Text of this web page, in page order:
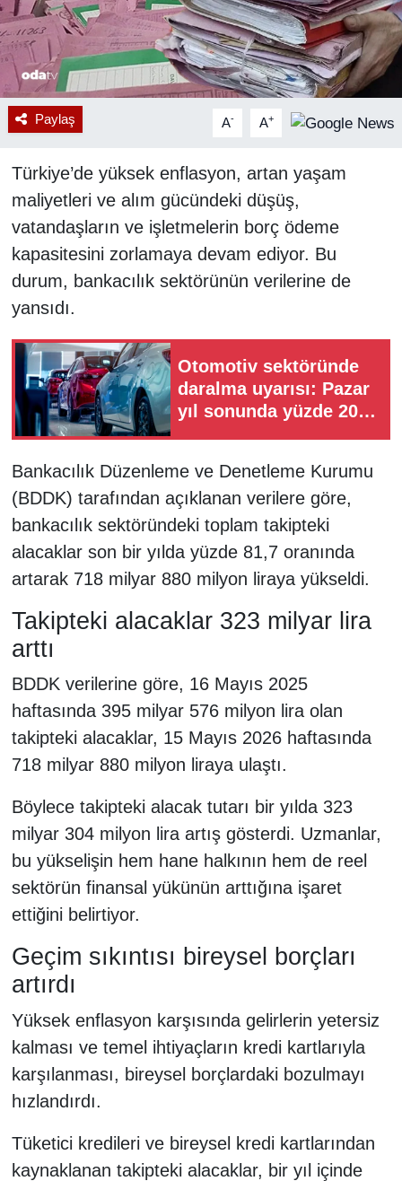
Paylaş A- A+
Türkiye’de yüksek enflasyon, artan yaşam
maliyetleri ve alım gücündeki düşüş,
vatandaşların ve işletmelerin borç ödeme
kapasitesini zorlamaya devam ediyor. Bu
durum, bankacılık sektörünün verilerine de
yansıdı.
Otomotiv sektöründe
daralma uyarısı: Pazar
yıl sonunda yüzde 20
Bankacılık Düzenleme ve Denetleme Kurumu
(BDDK) tarafından açıklanan verilere göre,
bankacılık sektöründeki toplam takipteki
alacaklar son bir yılda yüzde 81,7 oranında
artarak 718 milyar 880 milyon liraya yükseldi.
Takipteki alacaklar 323 milyar lira
arttı
BDDK verilerine göre, 16 Mayıs 2025
haftasında 395 milyar 576 milyon lira olan
takipteki alacaklar, 15 Mayıs 2026 haftasında
718 milyar 880 milyon liraya ulaştı.
Böylece takipteki alacak tutarı bir yılda 323
milyar 304 milyon lira artış gösterdi. Uzmanlar,
bu yükselişin hem hane halkının hem de reel
sektörün finansal yükünün arttığına işaret
ettiğini belirtiyor.
Geçim sıkıntısı bireysel borçları
artırdı
Yüksek enflasyon karşısında gelirlerin yetersiz
kalması ve temel ihtiyaçların kredi kartlarıyla
karşılanması, bireysel borçlardaki bozulmayı
hızlandırdı.
Tüketici kredileri ve bireysel kredi kartlarından
kaynaklanan takipteki alacaklar, bir yıl içinde